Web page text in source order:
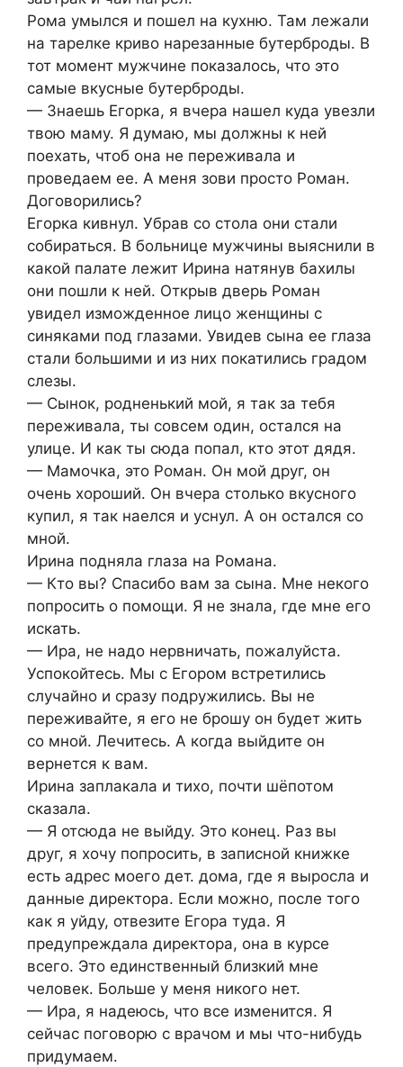
Рома умылся и пошел на кухню. Там лежали
на тарелке криво нарезанные бутерброды. В
тот момент мужчине показалось, что это
самые вкусные бутерброды.
— Знаешь Егорка, я вчера нашел куда увезли
твою маму. Я думаю, мы должны к ней
поехать, чтоб она не переживала и
проведаем ее. А меня зови просто Роман.
Договорились?
Егорка кивнул. Убрав со стола они стали
собираться. В больнице мужчины выяснили в
какой палате лежит Ирина натянув бахилы
они пошли к ней. Открыв дверь Роман
увидел изможденное лицо женщины с
синяками под глазами. Увидев сына ее глаза
стали большими и из них покатились градом
слезы.
— Сынок, родненький мой, я так за тебя
переживала, ты совсем один, остался на
улице. И как ты сюда попал, кто этот дядя.
— Мамочка, это Роман. Он мой друг, он
очень хороший. Он вчера столько вкусного
купил, я так наелся и уснул. А он остался со
мной.
Ирина подняла глаза на Романа.
— Кто вы? Спасибо вам за сына. Мне некого
попросить о помощи. Я не знала, где мне его
искать.
— Ира, не надо нервничать, пожалуйста.
Успокойтесь. Мы с Егором встретились
случайно и сразу подружились. Вы не
переживайте, я его не брошу он будет жить
со мной. Лечитесь. А когда выйдите он
вернется к вам.
Ирина заплакала и тихо, почти шёпотом
сказала.
— Я отсюда не выйду. Это конец. Раз вы
друг, я хочу попросить, в записной книжке
есть адрес моего дет. дома, где я выросла и
данные директора. Если можно, после того
как я уйду, отвезите Егора туда. Я
предупреждала директора, она в курсе
всего. Это единственный близкий мне
человек. Больше у меня никого нет.
— Ира, я надеюсь, что все изменится. Я
сейчас поговорю с врачом и мы что-нибудь
придумаем.